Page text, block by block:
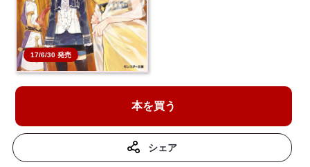
17/6/30 発売
本を買う
シェア